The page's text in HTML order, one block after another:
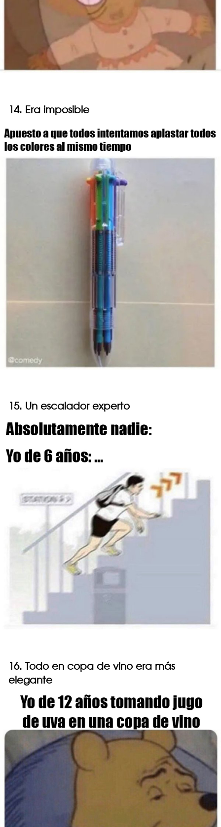
14. Era imposible
15. Un escalador experto
16. Todo en copa de vino era más
elegante